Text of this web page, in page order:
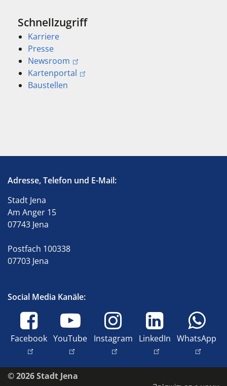
Schnellzugriff
Karriere
Presse
Newsroom
Kartenportal
Baustellen
Adresse, Telefon und E-Mail:
Stadt Jena
Am Anger 15
07743 Jena
Postfach 100338
07703 Jena
Social Media Kanäle:
Facebook YouTube Instagram LinkedIn WhatsApp
© 2026 Stadt Jena